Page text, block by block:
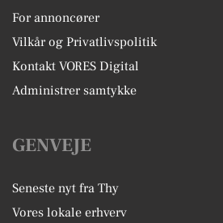
For annoncører
Vilkår og Privatlivspolitik
Kontakt VORES Digital
Administrer samtykke
GENVEJE
Seneste nyt fra Thy
Vores lokale erhverv